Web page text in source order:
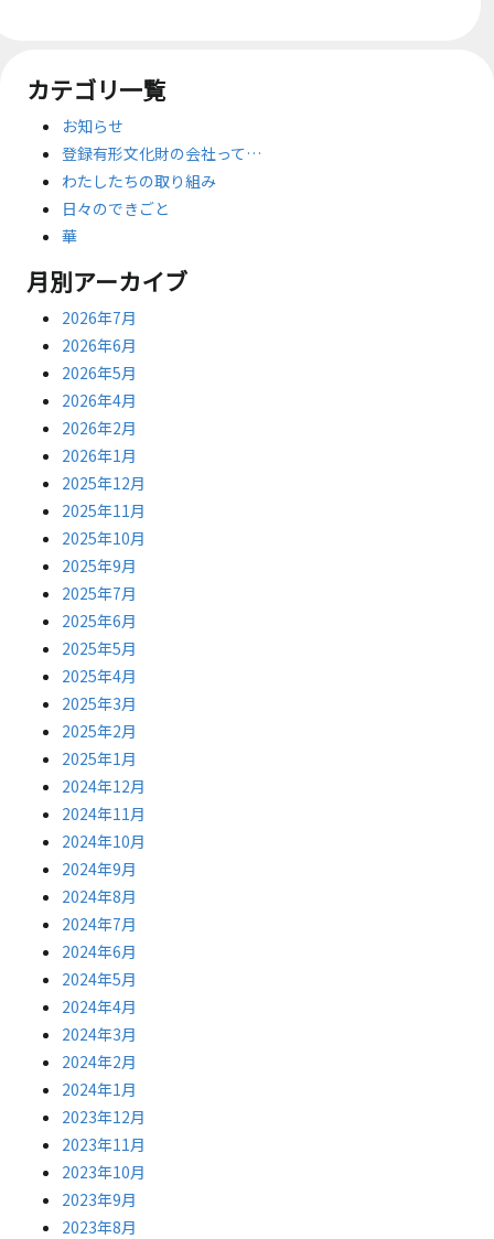
カテゴリ一覧
お知らせ
登録有形文化財の会社って…
わたしたちの取り組み
日々のできごと
華
月別アーカイブ
2026年7月
2026年6月
2026年5月
2026年4月
2026年2月
2026年1月
2025年12月
2025年11月
2025年10月
2025年9月
2025年7月
2025年6月
2025年5月
2025年4月
2025年3月
2025年2月
2025年1月
2024年12月
2024年11月
2024年10月
2024年9月
2024年8月
2024年7月
2024年6月
2024年5月
2024年4月
2024年3月
2024年2月
2024年1月
2023年12月
2023年11月
2023年10月
2023年9月
2023年8月